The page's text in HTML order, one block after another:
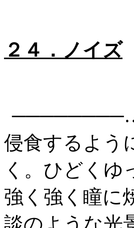
２４．ノイズ
侵食するよう
く。ひどく
強く強く瞳に